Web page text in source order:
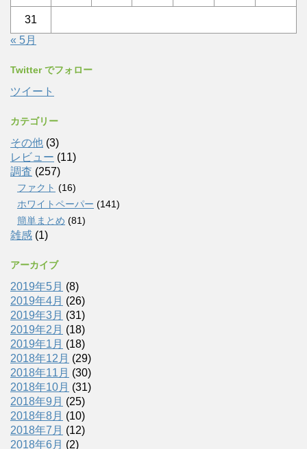
31
« 5月
Twitter でフォロー
ツイート
カテゴリー
その他 (3)
レビュー (11)
調査 (257)
ファクト (16)
ホワイトペーパー (141)
簡単まとめ (81)
雑感 (1)
アーカイブ
2019年5月 (8)
2019年4月 (26)
2019年3月 (31)
2019年2月 (18)
2019年1月 (18)
2018年12月 (29)
2018年11月 (30)
2018年10月 (31)
2018年9月 (25)
2018年8月 (10)
2018年7月 (12)
2018年6月 (2)